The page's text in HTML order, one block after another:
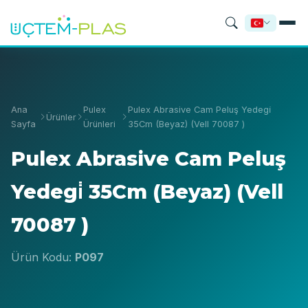
Ana
Sayfa
Ürünler
Pulex
Ürünleri
Pulex Abrasive Cam Peluş Yedegi̇
35Cm (Beyaz) (Vell 70087 )
Pulex Abrasive Cam Peluş
Yedegi̇ 35Cm (Beyaz) (Vell
70087 )
Ürün Kodu: P097